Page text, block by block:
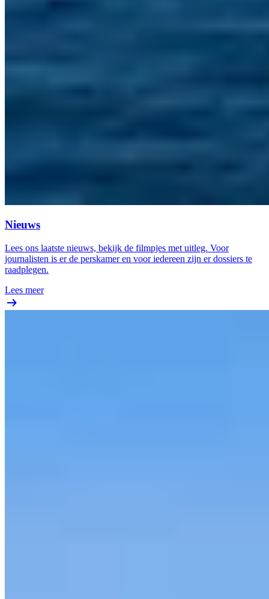
Nieuws
Lees ons laatste nieuws, bekijk de filmpjes met uitleg. Voor
journalisten is er de perskamer en voor iedereen zijn er dossiers te
raadplegen.
Lees meer